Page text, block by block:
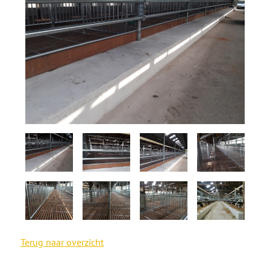
Terug naar overzicht